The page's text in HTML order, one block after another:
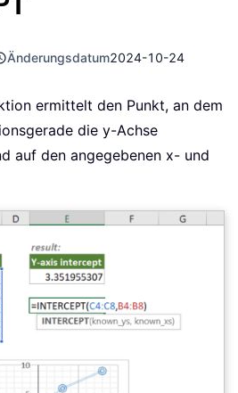
Änderungsdatum2024-10-24
ermittelt den Punkt, an dem
die y-Achse
auf den angegebenen x- und